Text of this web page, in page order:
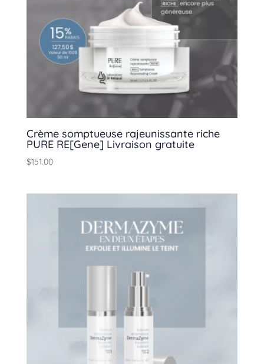
Crème somptueuse rajeunissante riche
PURE RE[Gene] Livraison gratuite
$151.00